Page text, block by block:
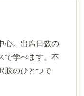
心。出席日数の
で学べます。不
肢のひとつで